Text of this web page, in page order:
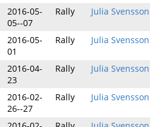
2016-05-
05--07
Rally Julia Svensson
2016-05-
01
Rally Julia Svensson
2016-04-
23
Rally Julia Svensson
2016-02-
26--27
Rally Julia Svensson